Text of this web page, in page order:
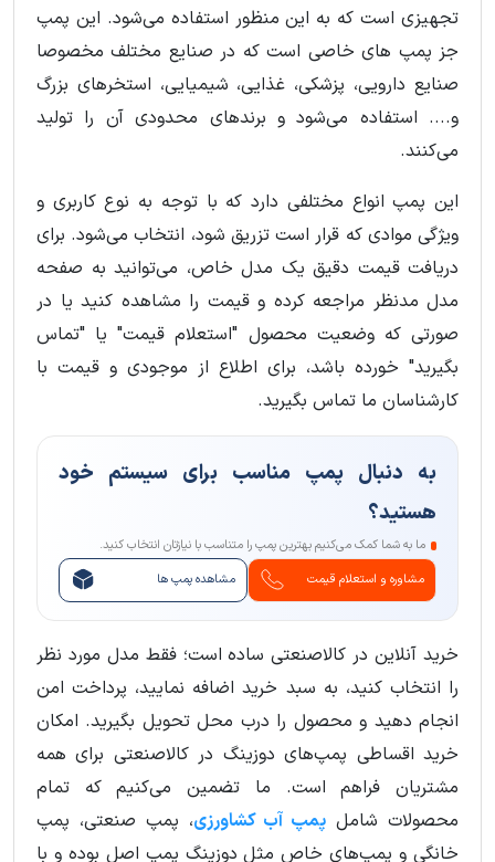
تجهیزی است که به این منظور استفاده می‌شود. این پمپ
جز پمپ های خاصی است که در صنایع مختلف مخصوصا
صنایع دارویی، پزشکی، غذایی، شیمیایی، استخرهای بزرگ
و.... استفاده می‌شود و برندهای محدودی آن را تولید
می‌کنند.
این پمپ انواع مختلفی دارد که با توجه به نوع کاربری و
ویژگی موادی که قرار است تزریق شود، انتخاب می‌شود. برای
دریافت قیمت دقیق یک مدل خاص، می‌توانید به صفحه
مدل مدنظر مراجعه کرده و قیمت را مشاهده کنید یا در
صورتی که وضعیت محصول "استعلام قیمت" یا "تماس
بگیرید" خورده باشد، برای اطلاع از موجودی و قیمت با
کارشناسان ما تماس بگیرید.
به دنبال پمپ مناسب برای سیستم خود
هستید؟
ما به شما کمک می‌کنیم بهترین پمپ را متناسب با نیازتان انتخاب کنید.
مشاوره و استعلام قیمت
مشاهده پمپ ها
خرید آنلاین در کالاصنعتی ساده است؛ فقط مدل مورد نظر
را انتخاب کنید، به سبد خرید اضافه نمایید، پرداخت امن
انجام دهید و محصول را درب محل تحویل بگیرید. امکان
خرید اقساطی پمپ‌های دوزینگ در کالاصنعتی برای همه
مشتریان فراهم است. ما تضمین می‌کنیم که تمام
محصولات شامل پمپ آب کشاورزی، پمپ صنعتی، پمپ
خانگی و پمپ‌های خاص مثل دوزینگ پمپ اصل بوده و با